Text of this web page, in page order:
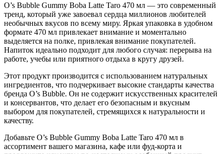
O’s Bubble Gummy Boba Latte Taro 470 мл — это современный
тренд, который уже завоевал сердца миллионов любителей
необычных вкусов по всему миру. Яркая упаковка в удобном
формате 470 мл привлекает внимание и моментально
выделяется на полке, привлекая внимание покупателей.
Напиток идеально подходит для любого случая: перерыва на
работе, учебы или приятного отдыха в кругу друзей.
Этот продукт производится с использованием натуральных
ингредиентов, что подчеркивает высокие стандарты качества
бренда O’s Bubble. Он не содержит искусственных красителей
и консервантов, что делает его безопасным и вкусным
выбором для покупателей, стремящихся к натуральности и
качеству.
Добавьте O’s Bubble Gummy Boba Latte Taro 470 мл в
ассортимент вашего магазина, кафе или фуд-корта и